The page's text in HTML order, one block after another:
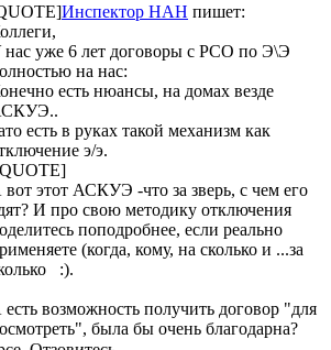
Инспектор НАН пишет:
нас уже 6 лет договоры с РСО по Э\Э
на нас:
есть нюансы, на домах везде
есть в руках такой механизм как
э/э.
вот этот АСКУЭ -что за зверь, с чем его
И про свою методику отключения
поподробнее, если реально
(когда, кому, на сколько и ...за
:).
есть возможность получить договор "для
была бы очень благодарна?